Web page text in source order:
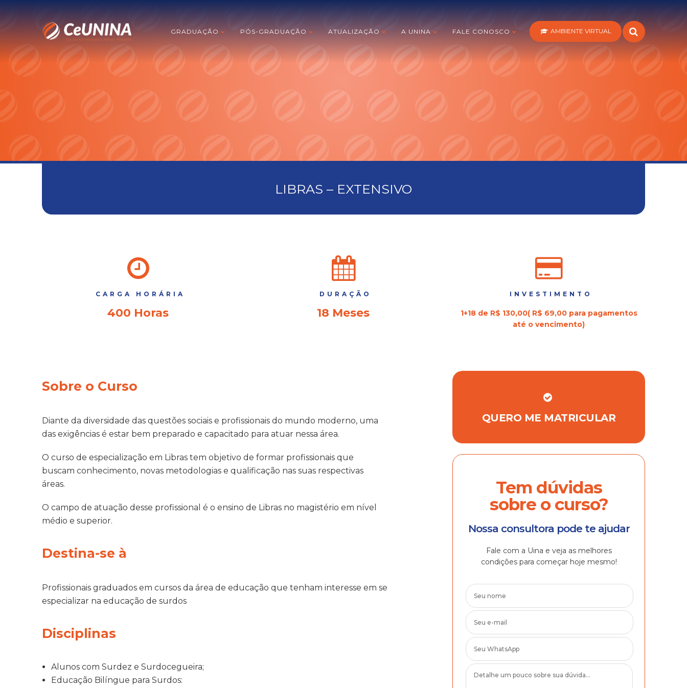
GRADUAÇÃO PÓS-GRADUAÇÃO ATUALIZAÇÃO A UNINA FALE CONOSCO AMBIENTE VIRTUAL
LIBRAS – EXTENSIVO
CARGA HORÁRIA
400 Horas
DURAÇÃO
18 Meses
INVESTIMENTO
1+18 de R$ 130,00( R$ 69,00 para pagamentos
até o vencimento)
Sobre o Curso
Diante da diversidade das questões sociais e profissionais do mundo moderno, uma
das exigências é estar bem preparado e capacitado para atuar nessa área.
O curso de especialização em Libras tem objetivo de formar profissionais que
buscam conhecimento, novas metodologias e qualificação nas suas respectivas
áreas.
O campo de atuação desse profissional é o ensino de Libras no magistério em nível
médio e superior.
Destina-se à
Profissionais graduados em cursos da área de educação que tenham interesse em se
especializar na educação de surdos
Disciplinas
Alunos com Surdez e Surdocegueira;
Educação Bilíngue para Surdos:
QUERO ME MATRICULAR
Tem dúvidas
sobre o curso?
Nossa consultora pode te ajudar
Fale com a Uina e veja as melhores
condições para começar hoje mesmo!